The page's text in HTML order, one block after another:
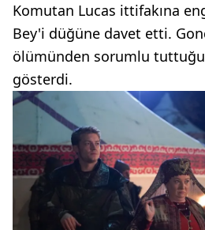
Komutan Lucas ittifakına
Bey'i düğüne davet etti.
ölümünden sorumlu
gösterdi.